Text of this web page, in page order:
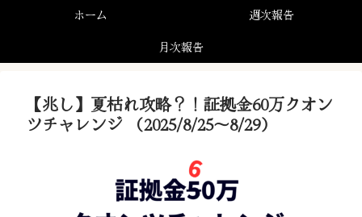
ホーム
週次報告
月次報告
【兆し】夏枯れ攻略？！証拠金60万クオン
ツチャレンジ （2025/8/25～8/29）